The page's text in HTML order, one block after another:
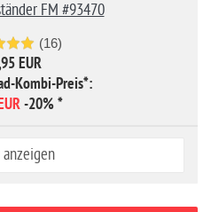
FM #93470
(16)
EUR
Kombi-Preis*:
-20%*
anzeigen